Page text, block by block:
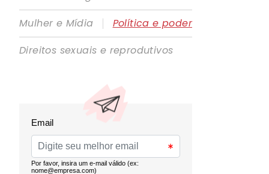
Mulher e Mídia
|
Política e poder
Direitos sexuais e reprodutivos